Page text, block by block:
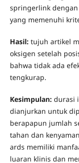
springerlink
yang memenuhi
Hasil:tujuh artikel
oksigen setelah
bahwa tidak ada
tengkurap.
Kesimpulan:durasi
dianjurkan untuk
berapapun jumlah
tahan dan
ards memiliki
luaran klinis dan